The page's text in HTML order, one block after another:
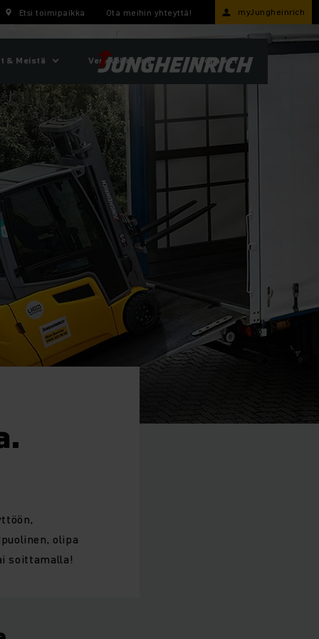
Etsi toimipaikka Ota meihin yhteyttä! myJungheinrich
& Meistä Verkkokauppa Työpaikat
olipa
soittamalla!